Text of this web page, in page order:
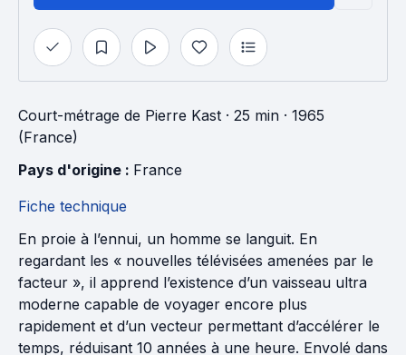
Court-métrage de Pierre Kast · 25 min · 1965
(France)
Pays d'origine : France
Fiche technique
En proie à l’ennui, un homme se languit. En
regardant les « nouvelles télévisées amenées par le
facteur », il apprend l’existence d’un vaisseau ultra
moderne capable de voyager encore plus
rapidement et d’un vecteur permettant d’accélérer le
temps, réduisant 10 années à une heure. Envolé dans